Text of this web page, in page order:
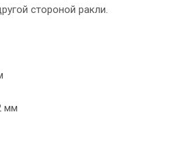
стороной ракли.
мм